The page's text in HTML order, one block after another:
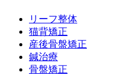
リーフ整体
猫背矯正
産後骨盤矯正
鍼治療
骨盤矯正